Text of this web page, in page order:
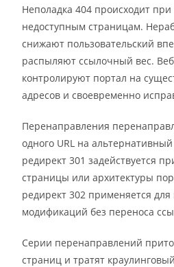
Неполадка 404 происходит
недоступным страницам.
снижают пользовательский
распыляют ссылочный вес.
контролируют портал на
адресов и своевременно
Перенаправления
одного URL на
редирект 301 задействуется
страницы или архитектуры
редирект 302 применяется для
модификаций без переноса
Серии перенаправлений
страниц и тратят